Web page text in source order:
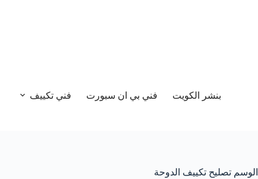
بنشر الكويت فني بي ان سبورت فني تكييف
الوسم تصليح تكييف الدوحة